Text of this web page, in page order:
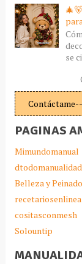
se
PAGINAS
Mimundomanual
Belleza y
recetariosenlinea
cositasconmesh
Solountip